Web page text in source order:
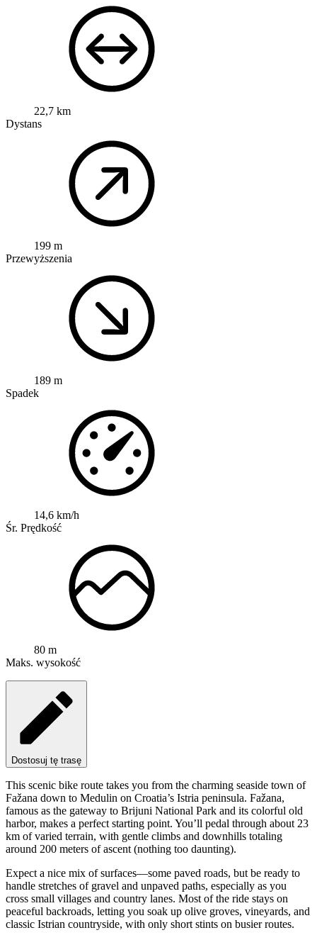
22,7 km
Dystans
199 m
Przewyższenia
189 m
Spadek
14,6 km/h
Śr. Prędkość
80 m
Maks. wysokość
Dostosuj tę trasę
This scenic bike route takes you from the charming seaside town of
Fažana down to Medulin on Croatia’s Istria peninsula. Fažana,
famous as the gateway to Brijuni National Park and its colorful old
harbor, makes a perfect starting point. You’ll pedal through about 23
km of varied terrain, with gentle climbs and downhills totaling
around 200 meters of ascent (nothing too daunting).
Expect a nice mix of surfaces—some paved roads, but be ready to
handle stretches of gravel and unpaved paths, especially as you
cross small villages and country lanes. Most of the ride stays on
peaceful backroads, letting you soak up olive groves, vineyards, and
classic Istrian countryside, with only short stints on busier routes.